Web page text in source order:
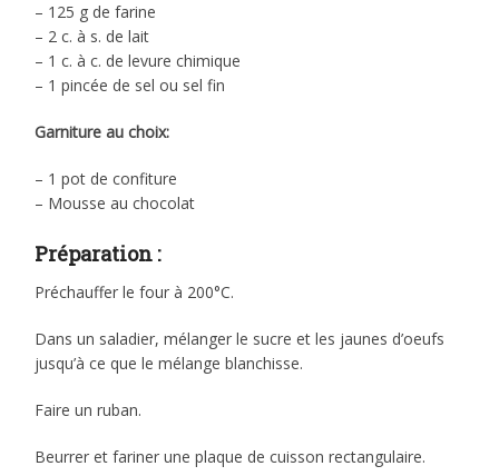
– 125 g de farine
– 2 c. à s. de lait
– 1 c. à c. de levure chimique
– 1 pincée de sel ou sel fin
Garniture au choix:
– 1 pot de confiture
– Mousse au chocolat
Préparation :
Préchauffer le four à 200°C.
Dans un saladier, mélanger le sucre et les jaunes d’oeufs
jusqu’à ce que le mélange blanchisse.
Faire un ruban.
Beurrer et fariner une plaque de cuisson rectangulaire.